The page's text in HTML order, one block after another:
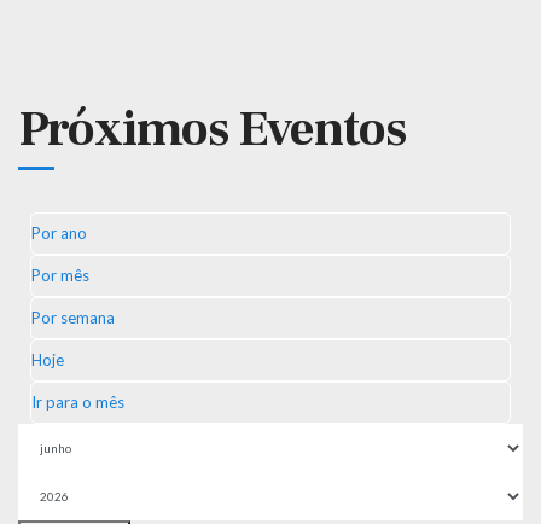
Próximos Eventos
Por ano
Por mês
Por semana
Hoje
Ir para o mês